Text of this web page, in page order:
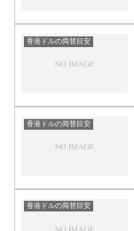
香港ドルの両替目安
香港ドルの両替目安
香港ドルの両替目安